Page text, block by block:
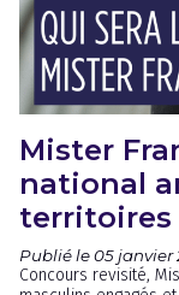
Mister
national
territoires
Publié le 05 janvier
Concours revisité,